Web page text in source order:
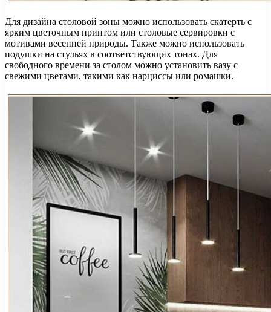
Для дизайна столовой зоны можно использовать скатерть с
ярким цветочным принтом или столовые сервировки с
мотивами весенней природы. Также можно использовать
подушки на стульях в соответствующих тонах. Для
свободного времени за столом можно установить вазу с
свежими цветами, такими как нарциссы или ромашки.